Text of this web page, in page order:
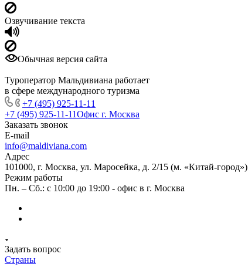
Озвучивание текста
Обычная версия сайта
Туроператор Мальдивиана работает
в сфере международного туризма
+7 (495) 925-11-11
+7 (495) 925-11-11Офис г. Москва
Заказать звонок
E-mail
info@maldiviana.com
Адрес
101000, г. Москва, ул. Маросейка, д. 2/15 (м. «Китай-город»)
Режим работы
Пн. – Сб.: с 10:00 до 19:00 - офис в г. Москва
Задать вопрос
Страны